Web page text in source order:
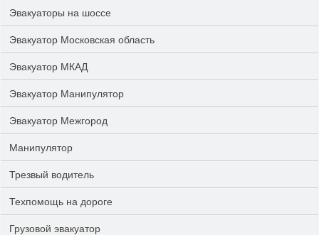
Эвакуаторы на шоссе
Эвакуатор Московская область
Эвакуатор МКАД
Эвакуатор Манипулятор
Эвакуатор Межгород
Манипулятор
Трезвый водитель
Техпомощь на дороге
Грузовой эвакуатор